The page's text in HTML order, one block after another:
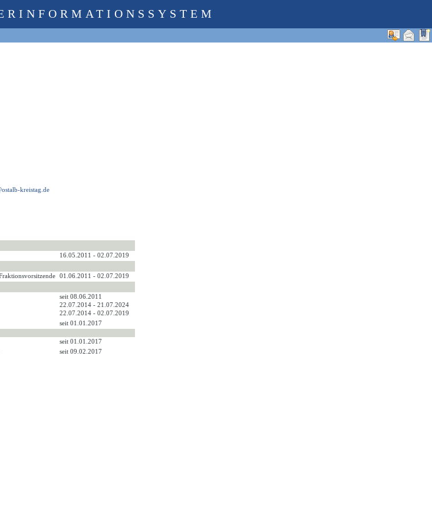
kreistag.de
16.05.2011 - 02.07.2019
01.06.2011 - 02.07.2019
seit 08.06.2011
22.07.2014 - 21.07.2024
22.07.2014 - 02.07.2019
seit 01.01.2017
seit 01.01.2017
seit 09.02.2017